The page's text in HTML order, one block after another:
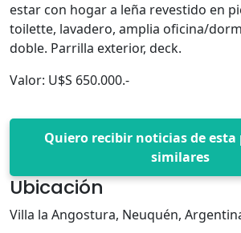
estar con hogar a leña revestido en
toilette, lavadero, amplia oficina/
doble. Parrilla exterior, deck.
Valor: U$S 650.000.-
Quiero recibir noticias de esta
similares
Ubicación
Villa la Angostura, Neuquén,